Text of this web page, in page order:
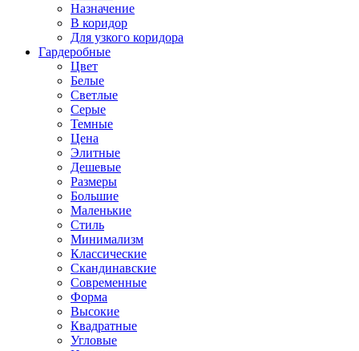
Назначение
В коридор
Для узкого коридора
Гардеробные
Цвет
Белые
Светлые
Серые
Темные
Цена
Элитные
Дешевые
Размеры
Большие
Маленькие
Стиль
Минимализм
Классические
Скандинавские
Современные
Форма
Высокие
Квадратные
Угловые